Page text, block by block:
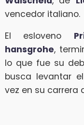
vencedor italiano.
El esloveno
hansgrohe,
lo que fue su
busca levantar
vez en su carrera